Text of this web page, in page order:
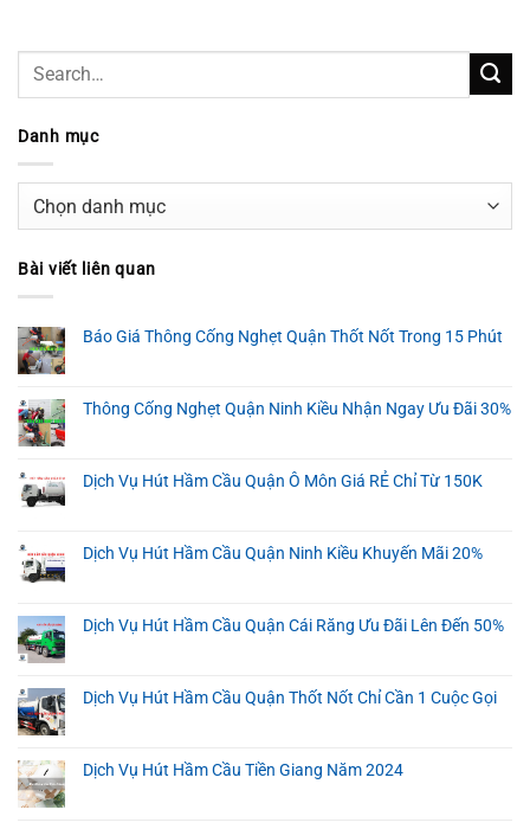
Danh mục
mục
Bài viết liên quan
Báo Giá Thông Cống Nghẹt Quận Thốt Nốt Trong 15 Phút
Thông Cống Nghẹt Quận Ninh Kiều Nhận Ngay Ưu Đãi 30%
Dịch Vụ Hút Hầm Cầu Quận Ô Môn Giá RẺ Chỉ Từ 150K
Dịch Vụ Hút Hầm Cầu Quận Ninh Kiều Khuyến Mãi 20%
Dịch Vụ Hút Hầm Cầu Quận Cái Răng Ưu Đãi Lên Đến 50%
Dịch Vụ Hút Hầm Cầu Quận Thốt Nốt Chỉ Cần 1 Cuộc Gọi
Dịch Vụ Hút Hầm Cầu Tiền Giang Năm 2024